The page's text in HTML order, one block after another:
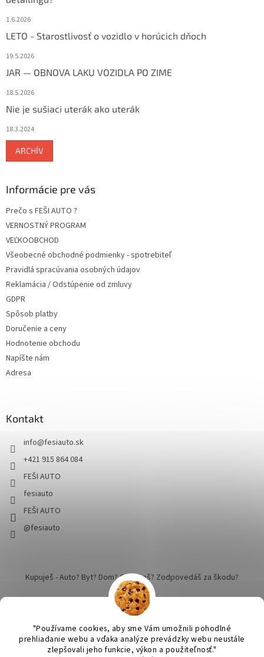
"Používame cookies, aby sme Vám umožnili pohodlné
prehliadanie webu a vďaka analýze prevádzky webu neustále
zlepšovali jeho funkcie, výkon a použiteľnosť."
1.6.2026
LETO - Starostlivosť o vozidlo v horúcich dňoch
19.5.2026
JAR — OBNOVA LAKU VOZIDLA PO ZIME
18.5.2026
Nie je sušiaci uterák ako uterák
18.3.2024
ARCHÍV
Informácie pre vás
Prečo s FEŠI AUTO ?
VERNOSTNÝ PROGRAM
VEĽKOOBCHOD
Všeobecné obchodné podmienky - spotrebiteľ
Pravidlá spracúvania osobných údajov
Reklamácia / Odstúpenie od zmluvy
GDPR
Spôsob platby
Doručenie a ceny
Hodnotenie obchodu
Napíšte nám
Adresa
Kontakt
info@fesiauto.sk
+421 915 864 084
FEŠI AUTO
fesiauto
FEŠI AUTO
@fesiauto
Kupuješ - Auto? Byt? Dom? Cestuješ? Zodpovedáš za škodu?
Vytvoril Shoptet